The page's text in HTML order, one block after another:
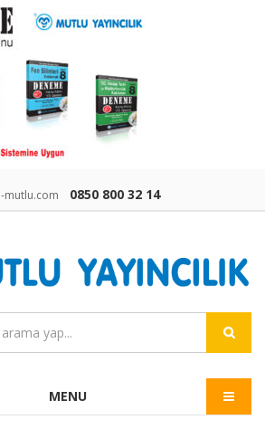
mutlu.com 0850 800 32 14
MENU